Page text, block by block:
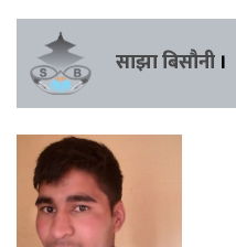
साझा बिसौनी ।